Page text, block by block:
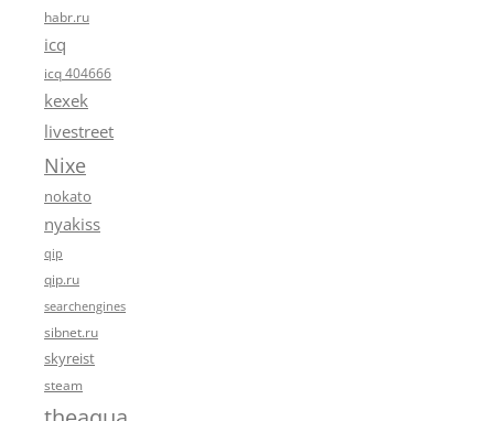
habr.ru
icq
icq 404666
kexek
livestreet
Nixe
nokato
nyakiss
qip
qip.ru
searchengines
sibnet.ru
skyreist
steam